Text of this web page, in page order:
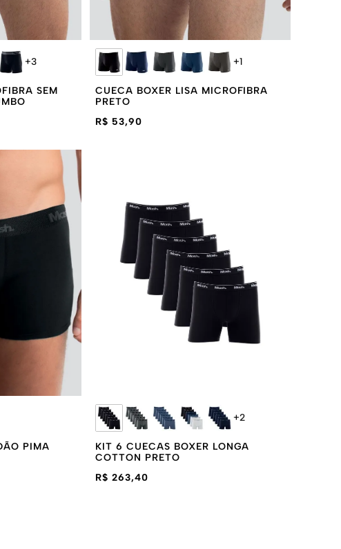
+3
SEM
+1
CUECA BOXER LISA MICROFIBRA
PRETO
R$ 53,90
PIMA
+2
KIT 6 CUECAS BOXER LONGA
COTTON PRETO
R$ 263,40